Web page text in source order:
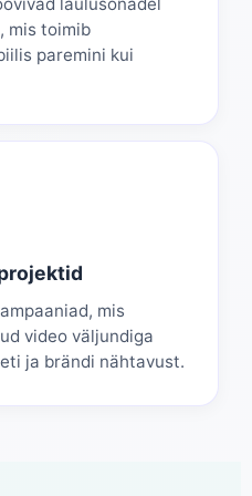
laulusõnadel
mis toimib
paremini kui
mis
video väljundiga
ja brändi nähtavust.